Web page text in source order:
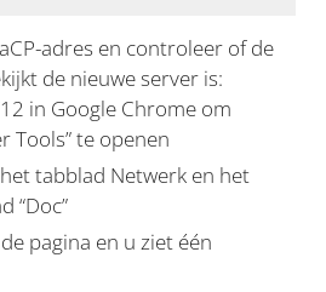
adres en controleer of de
de nieuwe server is:
in Google Chrome om
Tools” te openen
tabblad Netwerk en het
“Doc”
pagina en u ziet één